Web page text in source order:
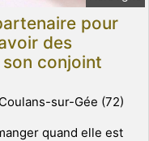
pour
des
conjoint
Coulans-sur-Gée (72)
quand elle est